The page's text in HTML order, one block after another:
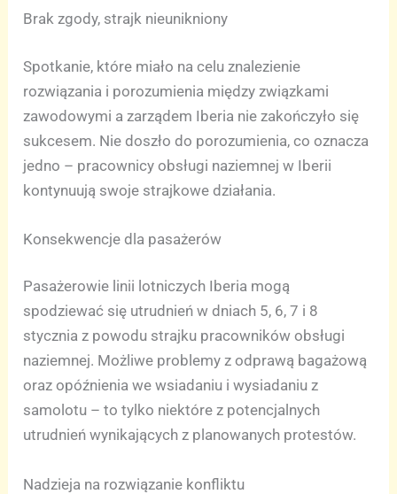
Brak zgody, strajk nieunikniony
Spotkanie, które miało na celu znalezienie
rozwiązania i porozumienia między związkami
zawodowymi a zarządem Iberia nie zakończyło się
sukcesem. Nie doszło do porozumienia, co oznacza
jedno – pracownicy obsługi naziemnej w Iberii
kontynuują swoje strajkowe działania.
Konsekwencje dla pasażerów
Pasażerowie linii lotniczych Iberia mogą
spodziewać się utrudnień w dniach 5, 6, 7 i 8
stycznia z powodu strajku pracowników obsługi
naziemnej. Możliwe problemy z odprawą bagażową
oraz opóźnienia we wsiadaniu i wysiadaniu z
samolotu – to tylko niektóre z potencjalnych
utrudnień wynikających z planowanych protestów.
Nadzieja na rozwiązanie konfliktu